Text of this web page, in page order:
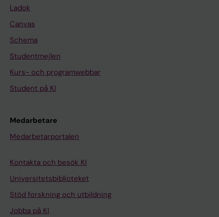
Ladok
Canvas
Schema
Studentmejlen
Kurs- och programwebbar
Student på KI
Medarbetare
Medarbetarportalen
Kontakta och besök KI
Universitetsbiblioteket
Stöd forskning och utbildning
Jobba på KI